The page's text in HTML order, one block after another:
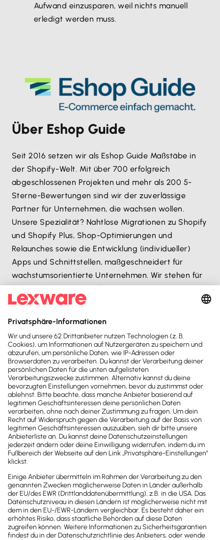
Aufwand einzusparen, weil nichts manuell
erledigt werden muss.
Über Eshop Guide
Seit 2016 setzen wir als Eshop Guide Maßstäbe in
der Shopify-Welt. Mit über 700 erfolgreich
abgeschlossenen Projekten und mehr als 200 5-
Sterne-Bewertungen sind wir der zuverlässige
Partner für Unternehmen, die wachsen wollen.
Unsere Spezialität? Nahtlose Migrationen zu Shopify
und Shopify Plus, Shop-Optimierungen und
Relaunches sowie die Entwicklung (individueller)
Apps und Schnittstellen, maßgeschneidert für
wachstumsorientierte Unternehmen. Wir stehen für
klare Kommunikation, effiziente Prozesse und Output,
der überzeugt. Unser Motto:
„E-Commerce einfach
Ergebnissen
E-Commerce-Plattform.”
Mehr zu Shopify
Weitere Case Studies
Mit dem passenden Partner­
angebot zur idealen
Buchhaltungs­anbindung
So unterschiedlich die Anforderungen und
Bedürfnisse der einzelnen Branchen und deines
Unternehmens sind – mit unseremflexiblen
Partner-Angebotbieten wir dir die passende
Lösung für die Buchhaltungsanbindung. Erfahre
durch unsere Case Studies, welche Vorteile Lexware
Office dem jeweiligen Unternehmen bieten, und